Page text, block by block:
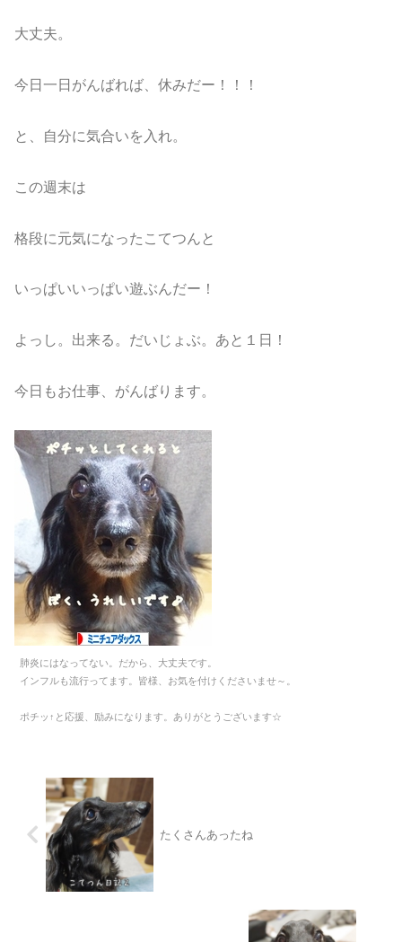
大丈夫。
今日一日がんばれば、休みだー！！！
と、自分に気合いを入れ。
この週末は
格段に元気になったこてつんと
いっぱいいっぱい遊ぶんだー！
よっし。出来る。だいじょぶ。あと１日！
今日もお仕事、がんばります。
肺炎にはなってない。だから、大丈夫です。
インフルも流行ってます。皆様、お気を付けくださいませ～。
ポチッ↑と応援、励みになります。ありがとうございます☆
たくさんあったね